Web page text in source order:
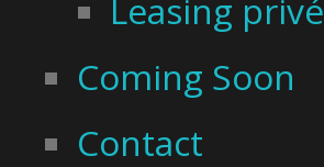
Leasing privé
Coming Soon
Contact